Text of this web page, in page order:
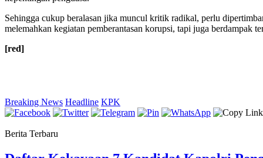
Sehingga cukup beralasan jika muncul kritik radikal, perlu
melemahkan kegiatan pemberantasan korupsi, tapi juga berdampak
[red]
Breaking News Headline KPK
Berita Terbaru